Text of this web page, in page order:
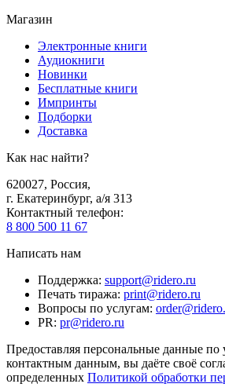
Магазин
Электронные книги
Аудиокниги
Новинки
Бесплатные книги
Импринты
Подборки
Доставка
Как нас найти?
620027, Россия,
г. Екатеринбург, а/я 313
Контактный телефон:
8 800 500 11 67
Написать нам
Поддержка: support@ridero.ru
Печать тиража: print@ridero.ru
Вопросы по услугам:
PR: pr@ridero.ru
Предоставляя персональные данные по
контактным данным, вы даёте своё
определенных Политикой обработки